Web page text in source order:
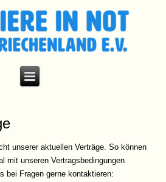
unserer aktuellen Verträge. So können
mit unseren Vertragsbedingungen
bei Fragen gerne kontaktieren: